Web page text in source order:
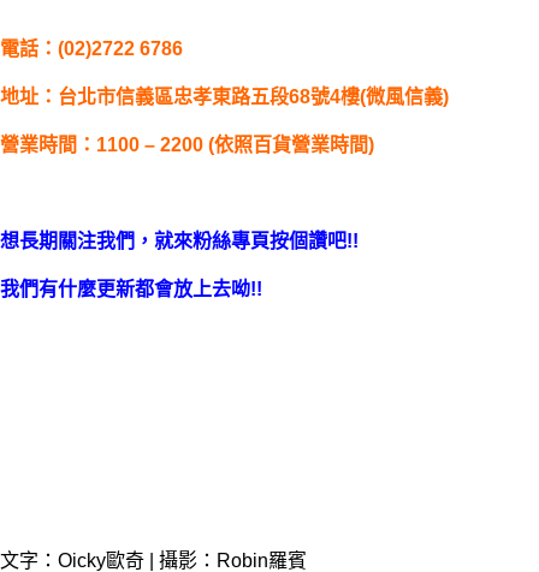
電話：(02)2722 6786
地址：台北市信義區忠孝東路五段68號4樓(微風信義)
營業時間：1100 – 2200 (依照百貨營業時間)
想長期關注我們，就來粉絲專頁按個讚吧!!
我們有什麼更新都會放上去呦!!
文字：Oicky歐奇 | 攝影：Robin羅賓